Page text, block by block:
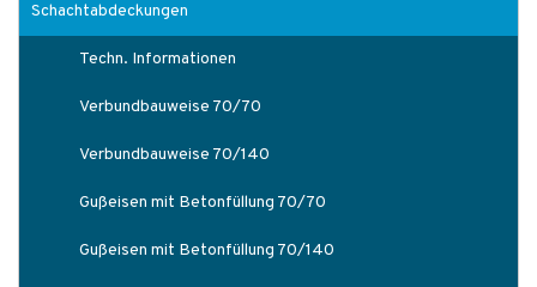
Schachtabdeckungen
Techn. Informationen
Verbundbauweise 70/70
Verbundbauweise 70/140
Gußeisen mit Betonfüllung 70/70
Gußeisen mit Betonfüllung 70/140